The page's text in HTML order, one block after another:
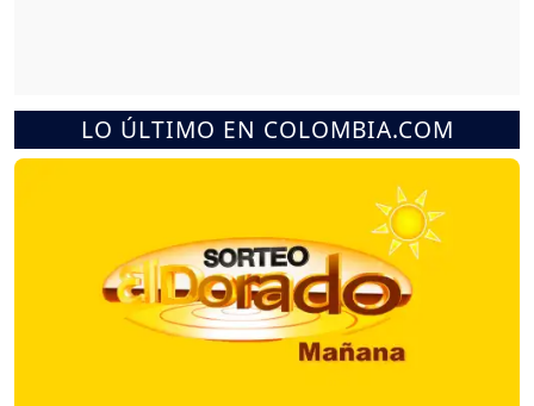
LO ÚLTIMO EN COLOMBIA.COM